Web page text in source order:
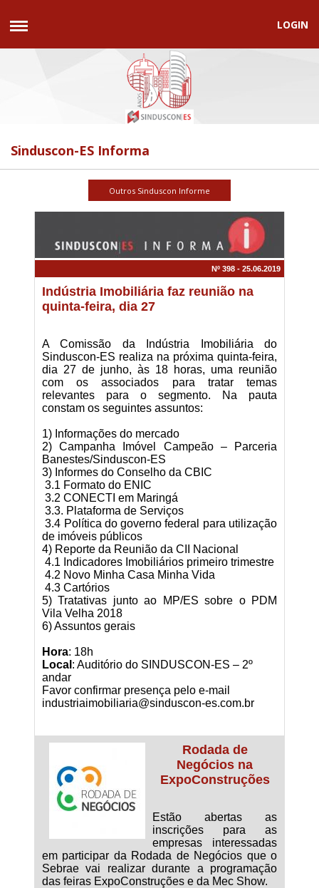
LOGIN
Sinduscon-ES Informa
Nº 398 - 25.06.2019
Indústria Imobiliária faz reunião na
quinta-feira, dia 27
A Comissão da Indústria Imobiliária do
Sinduscon-ES realiza na próxima quinta-feira,
dia 27 de junho, às 18 horas, uma reunião
com os associados para tratar temas
relevantes para o segmento. Na pauta
constam os seguintes assuntos:
1) Informações do mercado
2) Campanha Imóvel Campeão – Parceria
Banestes/Sinduscon-ES
3) Informes do Conselho da CBIC
3.1 Formato do ENIC
3.2 CONECTI em Maringá
3.3. Plataforma de Serviços
3.4 Política do governo federal para utilização
de imóveis públicos
4) Reporte da Reunião da CII Nacional
4.1 Indicadores Imobiliários primeiro trimestre
4.2 Novo Minha Casa Minha Vida
4.3 Cartórios
5) Tratativas junto ao MP/ES sobre o PDM
Vila Velha 2018
6) Assuntos gerais
Hora: 18h
Local : Auditório do SINDUSCON-ES – 2º
andar
Favor confirmar presença pelo e-mail
industriaimobiliaria@sinduscon-es.com.br
Rodada de
Negócios na
ExpoConstruções
Estão abertas as
inscrições para as
empresas interessadas
em participar da Rodada de Negócios que o
Sebrae vai realizar durante a programação
das feiras ExpoConstruções e da Mec Show.